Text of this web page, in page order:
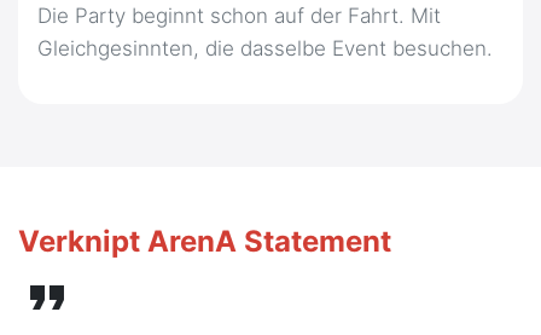
Die Party beginnt schon auf der Fahrt. Mit
Gleichgesinnten, die dasselbe Event besuchen.
Verknipt ArenA Statement
format_quote